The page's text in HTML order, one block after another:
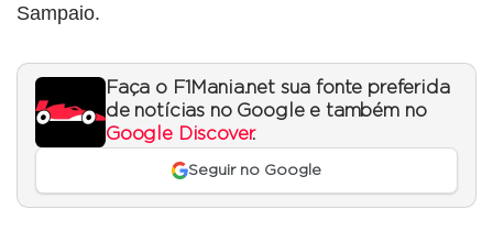
Sampaio.
Faça o F1Mania.net sua fonte preferida
de notícias no Google e também no
Google Discover.
Seguir no Google